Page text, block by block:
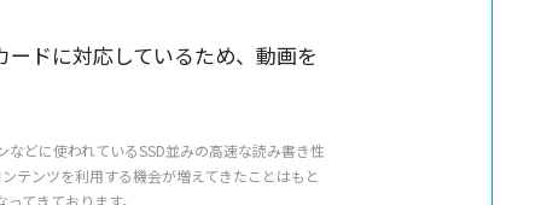
ードに対応しているため、 動画を
どに使われているSSD並みの高速な読み書き性
テンツを利用する機会が増えてきたことはもと
てきております。